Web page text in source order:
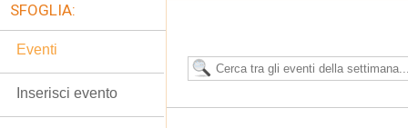
SFOGLIA:
Eventi
Inserisci evento